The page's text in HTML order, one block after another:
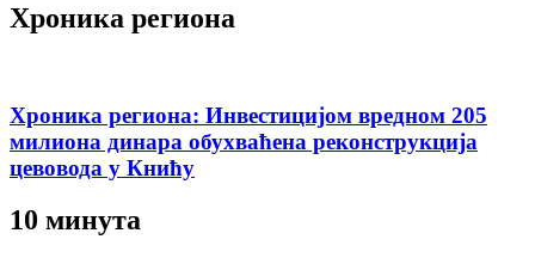
Хроника региона
Хроника региона: Инвестицијом вредном 205
милиона динара обухваћена реконструкција
цевовода у Книћу
10 минута